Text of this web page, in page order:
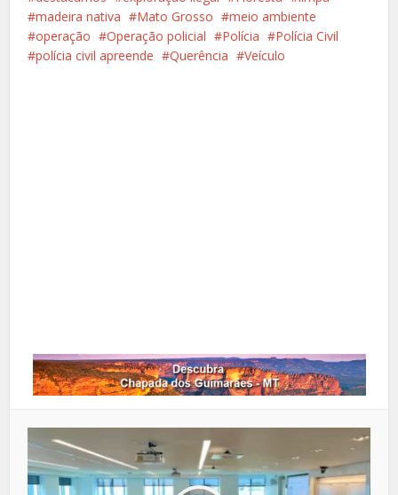
madeira nativa
Mato Grosso
meio ambiente
operação
Operação policial Polícia
Polícia Civil
polícia civil apreende
Querência Veículo